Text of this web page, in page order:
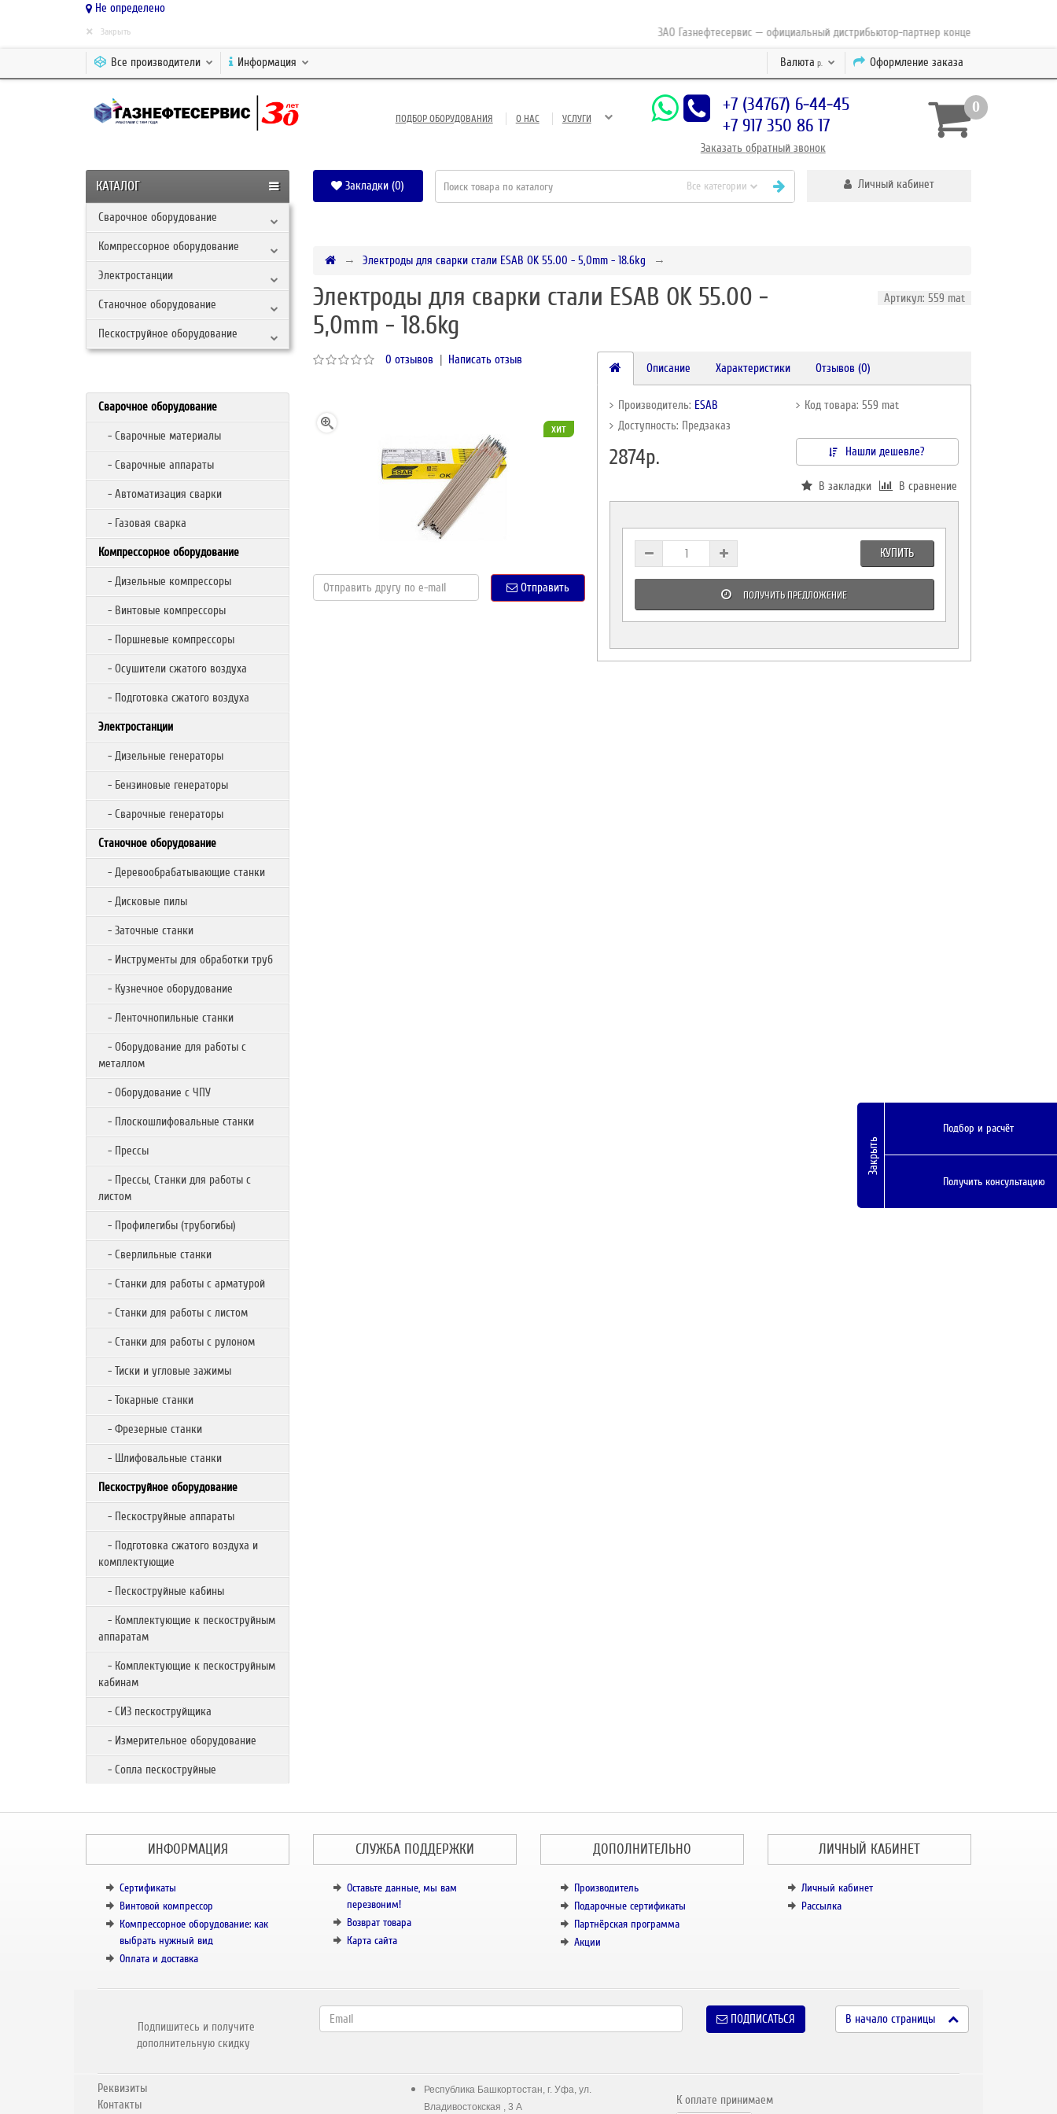
Не определено
ЗАО Газнефтесервис — официальный дистрибьютор-партнер концерна ESAB с 2010 года
× Закрыть
Оформление заказа
Валюта р.
Все производители Информация
ПОДБОР ОБОРУДОВАНИЯ О НАС УСЛУГИ
+7 (34767) 6-44-45
+7 917 350 86 17
Заказать обратный звонок
0
КАТАЛОГ
Сварочное оборудование
Компрессорное оборудование
Электростанции
Станочное оборудование
Пескоструйное оборудование
Закладки (0) Все категории Личный кабинет
Сварочное оборудование
- Сварочные материалы
- Сварочные аппараты
- Автоматизация сварки
- Газовая сварка
Компрессорное оборудование
- Дизельные компрессоры
- Винтовые компрессоры
- Поршневые компрессоры
- Осушители сжатого воздуха
- Подготовка сжатого воздуха
Электростанции
- Дизельные генераторы
- Бензиновые генераторы
- Сварочные генераторы
Станочное оборудование
- Деревообрабатывающие станки
- Дисковые пилы
- Заточные станки
- Инструменты для обработки труб
- Кузнечное оборудование
- Ленточнопильные станки
- Оборудование для работы с
металлом
- Оборудование с ЧПУ
- Плоскошлифовальные станки
- Прессы
- Прессы, Станки для работы с
листом
- Профилегибы (трубогибы)
- Сверлильные станки
- Станки для работы с арматурой
- Станки для работы с листом
- Станки для работы с рулоном
- Тиски и угловые зажимы
- Токарные станки
- Фрезерные станки
- Шлифовальные станки
Пескоструйное оборудование
- Пескоструйные аппараты
- Подготовка сжатого воздуха и
комплектующие
- Пескоструйные кабины
- Комплектующие к пескоструйным
аппаратам
- Комплектующие к пескоструйным
кабинам
- СИЗ пескоструйщика
- Измерительное оборудование
- Сопла пескоструйные
Электроды для сварки стали ESAB OK 55.00 - 5,0mm - 18.6kg
Электроды для сварки стали ESAB OK 55.00 -
5,0mm - 18.6kg
Артикул: 559 mat
0 отзывов | Написать отзыв
хит
Отправить
Описание Характеристики Отзывов (0)
Производитель: ESAB
Код товара: 559 mat
Доступность: Предзаказ
2874р. Нашли дешевле?
В закладки В сравнение
КУПИТЬ
ПОЛУЧИТЬ ПРЕДЛОЖЕНИЕ
ИНФОРМАЦИЯ
Сертификаты
Винтовой компрессор
Компрессорное оборудование: как
выбрать нужный вид
Оплата и доставка
СЛУЖБА ПОДДЕРЖКИ
Оставьте данные, мы вам
перезвоним!
Возврат товара
Карта сайта
ДОПОЛНИТЕЛЬНО
Производитель
Подарочные сертификаты
Партнёрская программа
Акции
ЛИЧНЫЙ КАБИНЕТ
Личный кабинет
Рассылка
Подпишитесь и получите
дополнительную скидку
ПОДПИСАТЬСЯ В начало страницы
Реквизиты
Контакты
Республика Башкортостан, г. Уфа, ул.
Владивостокская , 3 А
К оплате принимаем
Закрыть
Подбор и расчёт
Получить консультацию